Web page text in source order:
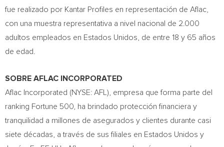
fue realizado por Kantar Profiles en representación de Aflac,
con una muestra representativa a nivel nacional de 2.000
adultos empleados en Estados Unidos, de entre 18 y 65 años
de edad.
SOBRE AFLAC INCORPORATED
Aflac Incorporated (NYSE: AFL), empresa que forma parte del
ranking Fortune 500, ha brindado protección financiera y
tranquilidad a millones de asegurados y clientes durante casi
siete décadas, a través de sus filiales en Estados Unidos y